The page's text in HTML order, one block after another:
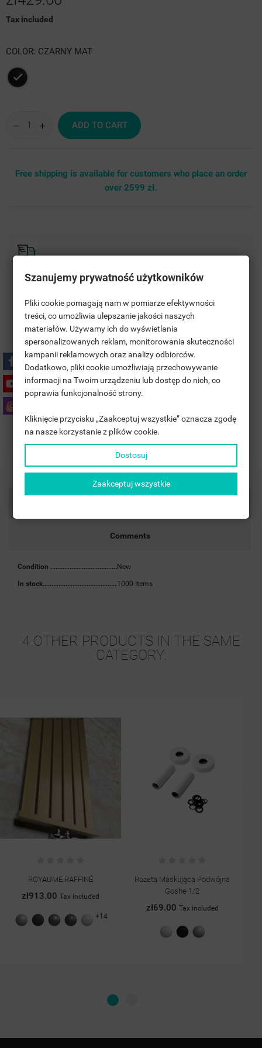
Tax included
COLOR: CZARNY MAT
Czarny
ADD TO CART
Free shipping is available for customers who place an order
over 2599 zł.
Polityka bezpieczeństwa
Zasady dostawy
Zasady zwrotu
Comments
Condition New
In stock 1000 Items
4 OTHER PRODUCTS IN THE SAME
CATEGORY:
ROYAUME RAFFINÉ
zł913.00 Tax included
Szary
struktura
GrafitAntracyt
struktura
Quartz
II
Biały
połysk
+14
Rozeta Maskująca Podwójna
Goshe 1/2
zł69.00 Tax included
Biały
połysk
Czarny
mat
MOJE LISTY ŻYCZEŃ
((TITLE))
((LABEL))
((CANCELTEXT))
SIGN IN
YOU NEED TO BE LOGGED IN TO SAVE PRODUCTS IN YOUR
WISHLIST.
((CANCELTEXT)) ((LOGINTEXT))
Szanujemy prywatność użytkowników
Pliki cookie pomagają nam w pomiarze efektywności
treści, co umożliwia ulepszanie jakości naszych
materiałów. Używamy ich do wyświetlania
spersonalizowanych reklam, monitorowania skuteczności
kampanii reklamowych oraz analizy odbiorców.
Dodatkowo, pliki cookie umożliwiają przechowywanie
informacji na Twoim urządzeniu lub dostęp do nich, co
poprawia funkcjonalność strony.
Kliknięcie przycisku „Zaakceptuj wszystkie” oznacza zgodę
na nasze korzystanie z plików cookie.
Dostosuj
Zaakceptuj wszystkie